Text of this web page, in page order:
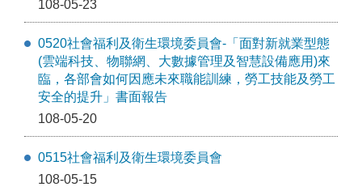
108-05-23
0520社會福利及衛生環境委員會-「面對新就業型態
(雲端科技、物聯網、大數據管理及智慧設備應用)來
臨，各部會如何因應未來職能訓練，勞工技能及勞工
安全的提升」書面報告
108-05-20
0515社會福利及衛生環境委員會
108-05-15